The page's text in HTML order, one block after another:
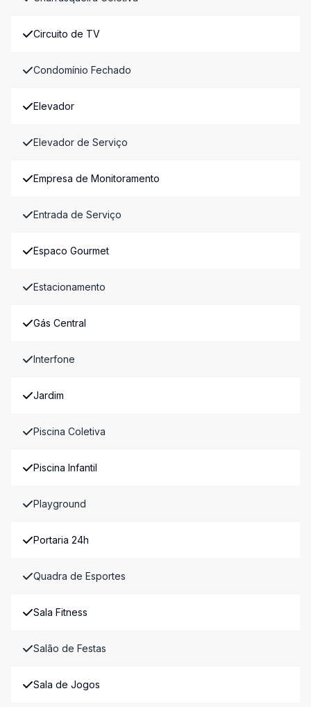
Circuito de TV
Condomínio Fechado
Elevador
Elevador de Serviço
Empresa de Monitoramento
Entrada de Serviço
Espaco Gourmet
Estacionamento
Gás Central
Interfone
Jardim
Piscina Coletiva
Piscina Infantil
Playground
Portaria 24h
Quadra de Esportes
Sala Fitness
Salão de Festas
Sala de Jogos